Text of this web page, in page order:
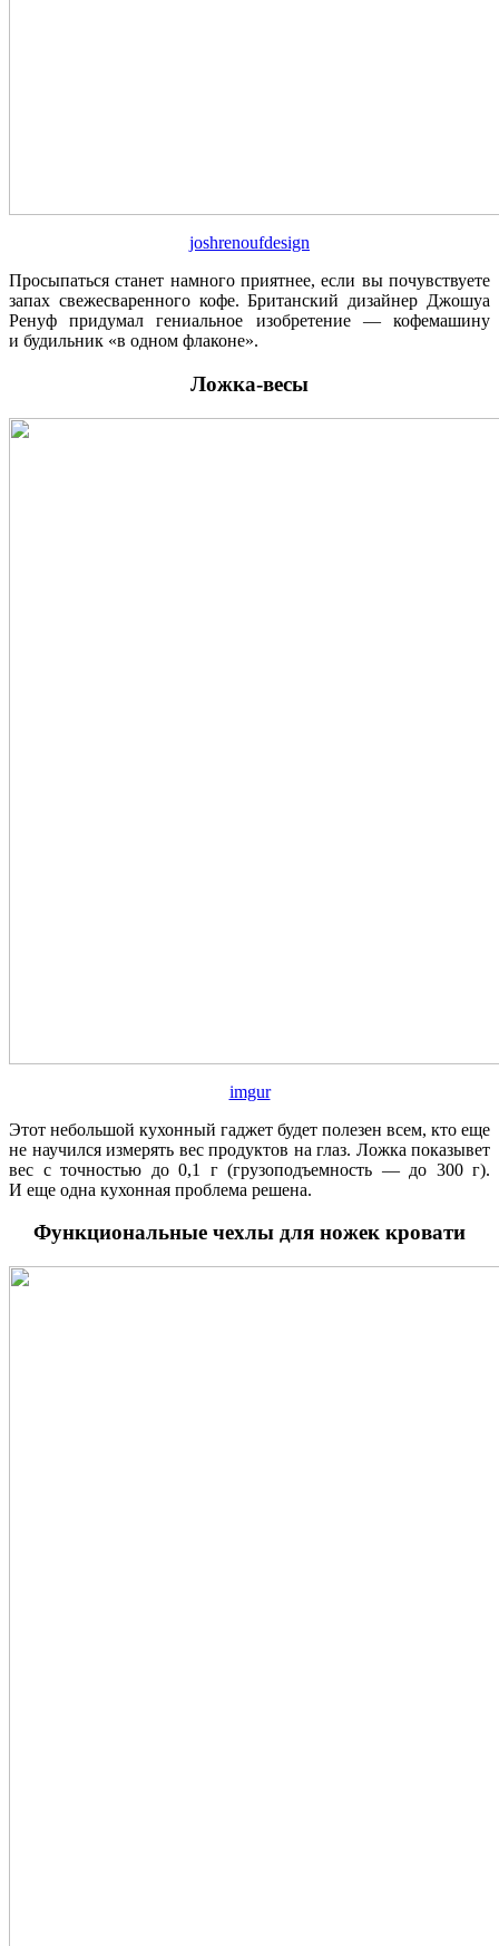
joshrenoufdesign
Просыпаться станет намного приятнее, если вы почувствуете
запах свежесваренного кофе. Британский дизайнер Джошуа
Ренуф придумал гениальное изобретение — кофемашину
и будильник «в одном флаконе».
Ложка-весы
imgur
Этот небольшой кухонный гаджет будет полезен всем, кто еще
не научился измерять вес продуктов на глаз. Ложка показывет
вес с точностью до 0,1 г (грузоподъемность — до 300 г).
И еще одна кухонная проблема решена.
Функциональные чехлы для ножек кровати